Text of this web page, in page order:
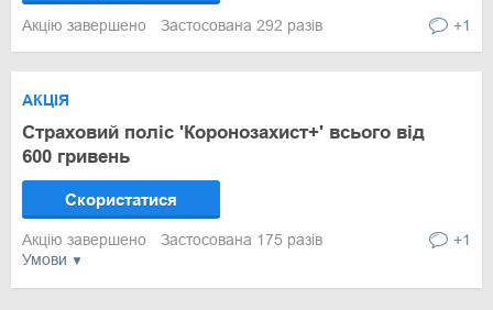
Акцію завершено Застосована 292 разів +1
Умови
АКЦІЯ
Страховий поліс 'Коронозахист+' всього від
600 гривень
Скористатися
Акцію завершено Застосована 175 разів +1